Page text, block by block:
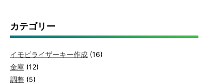
カテゴリー
イモビライザーキー作成 (16)
金庫 (12)
調整 (5)